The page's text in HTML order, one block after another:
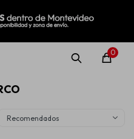
0
Recomendados
MI CUENTA
Rolling Repuestos